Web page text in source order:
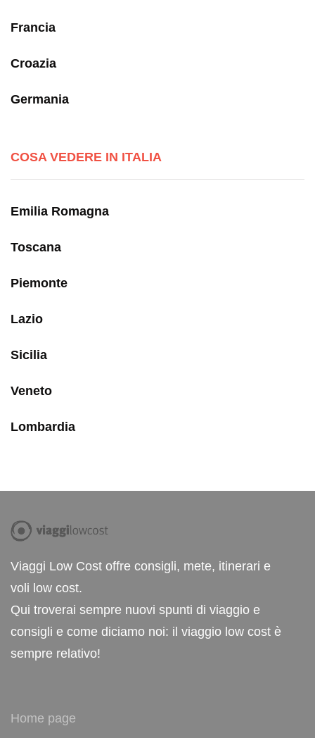
Francia
Croazia
Germania
COSA VEDERE IN ITALIA
Emilia Romagna
Toscana
Piemonte
Lazio
Sicilia
Veneto
Lombardia
Viaggi Low Cost offre consigli, mete, itinerari e
voli low cost.
Qui troverai sempre nuovi spunti di viaggio e
consigli e come diciamo noi: il viaggio low cost è
sempre relativo!
Home page